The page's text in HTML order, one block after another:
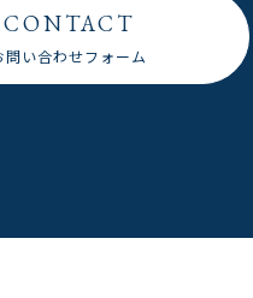
CONTACT
問い合わせフォーム